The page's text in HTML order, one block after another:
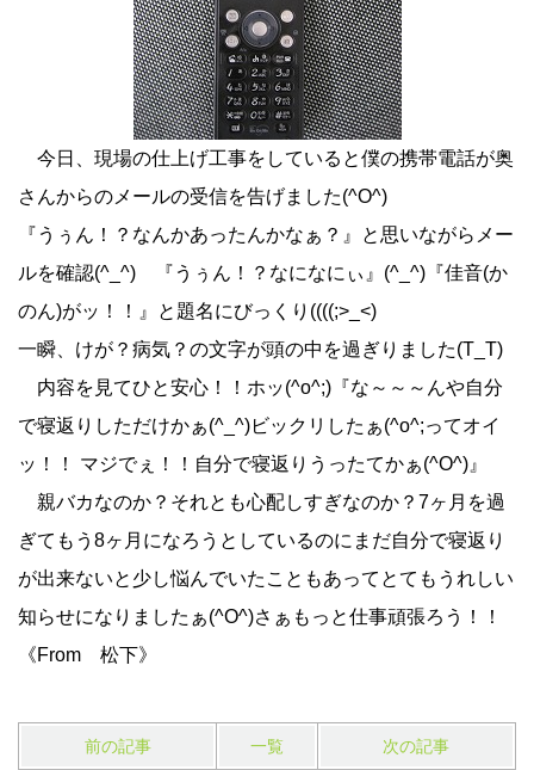
今日、現場の仕上げ工事をしていると僕の携帯電話が奥
さんからのメールの受信を告げました(^O^)
『うぅん！？なんかあったんかなぁ？』と思いながらメー
ルを確認(^_^)ゝ『うぅん！？なになにぃ』(^_^)『佳音(か
のん)がッ！！』と題名にびっくり((((;>_<)
一瞬、けが？病気？の文字が頭の中を過ぎりました(T_T)
内容を見てひと安心！！ホッ(^o^;)『な～～～んや自分
で寝返りしただけかぁ(^_^)ビックリしたぁ(^o^;ってオイ
ッ！！ マジでぇ！！自分で寝返りうったてかぁ(^O^)』
親バカなのか？それとも心配しすぎなのか？7ヶ月を過
ぎてもう8ヶ月になろうとしているのにまだ自分で寝返り
が出来ないと少し悩んでいたこともあってとてもうれしい
知らせになりましたぁ(^O^)さぁもっと仕事頑張ろう！！
《From 松下》
前の記事 一覧 次の記事